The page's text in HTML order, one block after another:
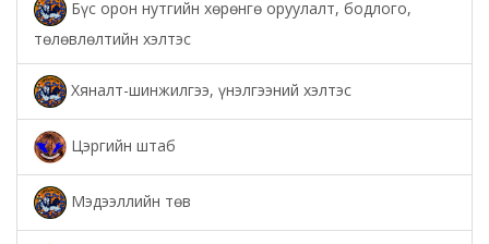
Бүс орон нутгийн хөрөнгө оруулалт, бодлого,
төлөвлөлтийн хэлтэс
Хяналт-шинжилгээ, үнэлгээний хэлтэс
Цэргийн штаб
Мэдээллийн төв